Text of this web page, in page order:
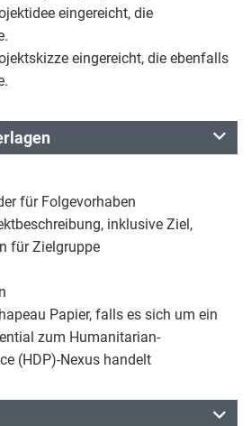
eingereicht, die
eingereicht, die ebenfalls
für Folgevorhaben
inklusive Ziel,
für Zielgruppe
Papier, falls es sich um ein
zum Humanitarian-
(HDP)-Nexus handelt